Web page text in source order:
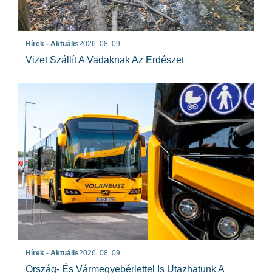
Hírek - Aktuális2026. 08. 09.
Vizet Szállít A Vadaknak Az Erdészet
Hírek - Aktuális2026. 08. 09.
Ország- És Vármegyebérlettel Is Utazhatunk A